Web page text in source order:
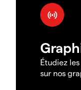
Étudiez
sur nos